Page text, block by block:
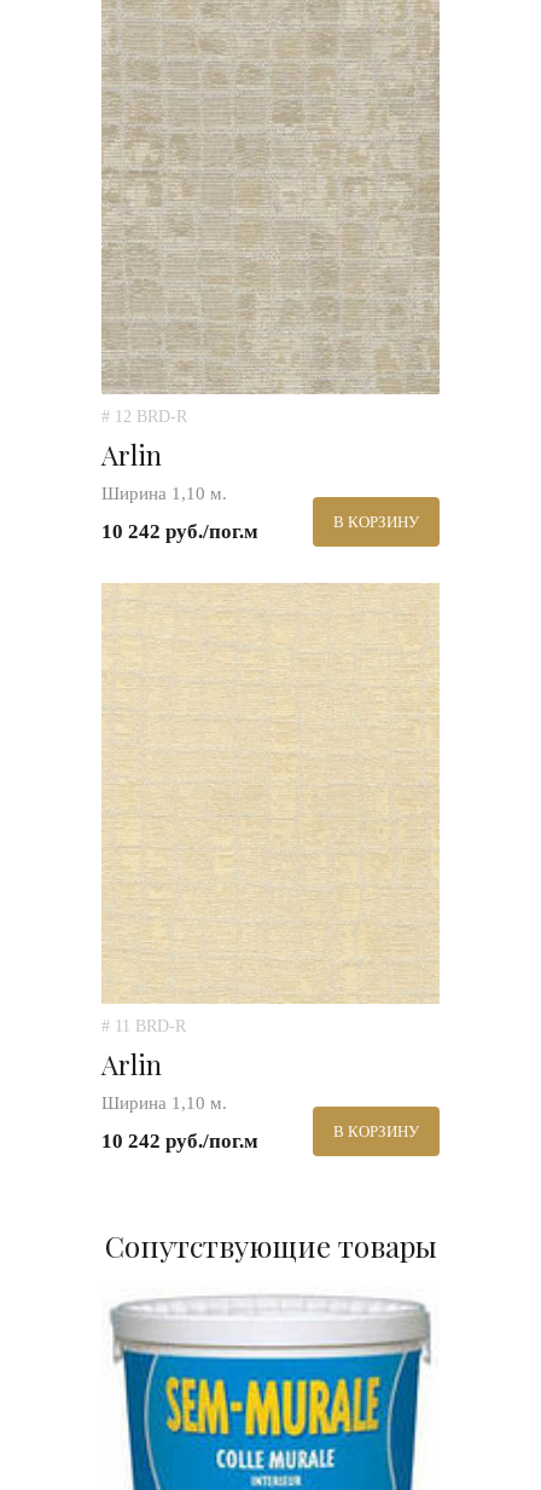
# 12 BRD-R
Arlin
Ширина 1,10 м.
10 242 руб./пог.м В КОРЗИНУ
# 11 BRD-R
Arlin
Ширина 1,10 м.
10 242 руб./пог.м В КОРЗИНУ
Сопутствующие товары